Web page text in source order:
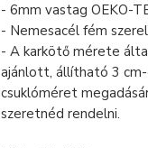
- 6mm vastag OEKO-
- Nemesacél fém
- A karkötő mérete
ajánlott, állítható 3
csuklóméret
szeretnéd rendelni.